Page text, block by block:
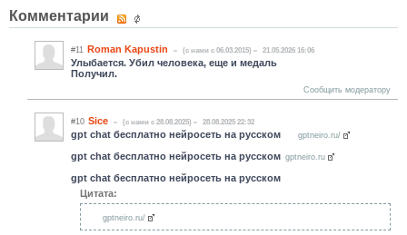
Комментарии
#11 Roman Kapustin (c нами с 06.03.2015) 21.05.2026 16:06
Улыбается. Убил человека, еще и медаль
Получил.
Сообщить модератору
#10 Sice (c нами с 28.08.2025) 28.08.2025 22:32
gpt chat бесплатно нейросеть на русском gptneiro.ru/
gpt chat бесплатно нейросеть на русском gptneiro.ru
gpt chat бесплатно нейросеть на русском
Цитата:
gptneiro.ru/